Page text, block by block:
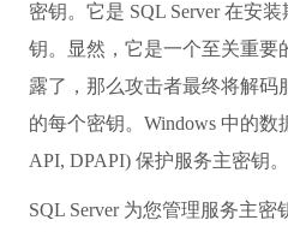
密钥。它是 SQL Server 在安
钥。显然，它是一个至关重要
露了，那么攻击者最终将解码
的每个密钥。Windows 中的数
API, DPAPI) 保护服务主密钥。
SQL Server 为您管理服务主